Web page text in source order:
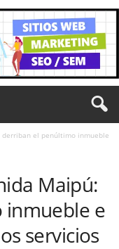
derriban el penúltimo inmueble
Maipú:
e
servicios